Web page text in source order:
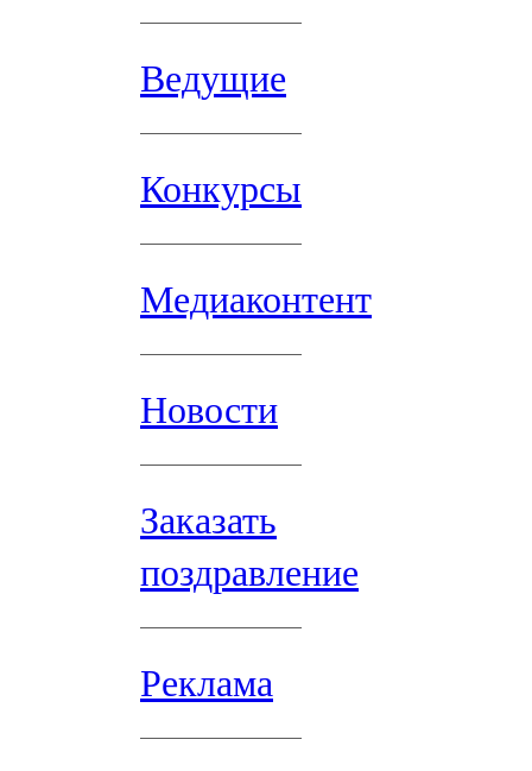
Ведущие
Конкурсы
Медиаконтент
Новости
Заказать
поздравление
Реклама